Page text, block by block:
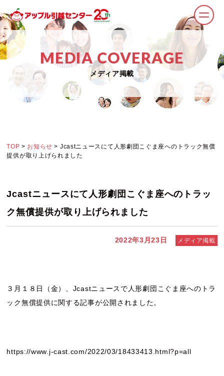
MEDIA COVERAGE
メディア掲載
TOP > お知らせ > Jcastニュースにて人形劇団こぐま座へのトラック無償
提供が取り上げられました
Jcastニュースにて人形劇団こぐま座へのトラッ
ク無償提供が取り上げられました
2022年3月23日 メディア掲載
３月１８日（金）、Jcastニュースで人形劇団こぐま座へのトラ
ック無償提供に関する記事が公開されました。
https://www.j-cast.com/2022/03/18433413.html?p=all